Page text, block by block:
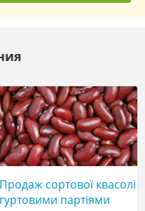
Продаж сортової квасолі
гуртовими партіями